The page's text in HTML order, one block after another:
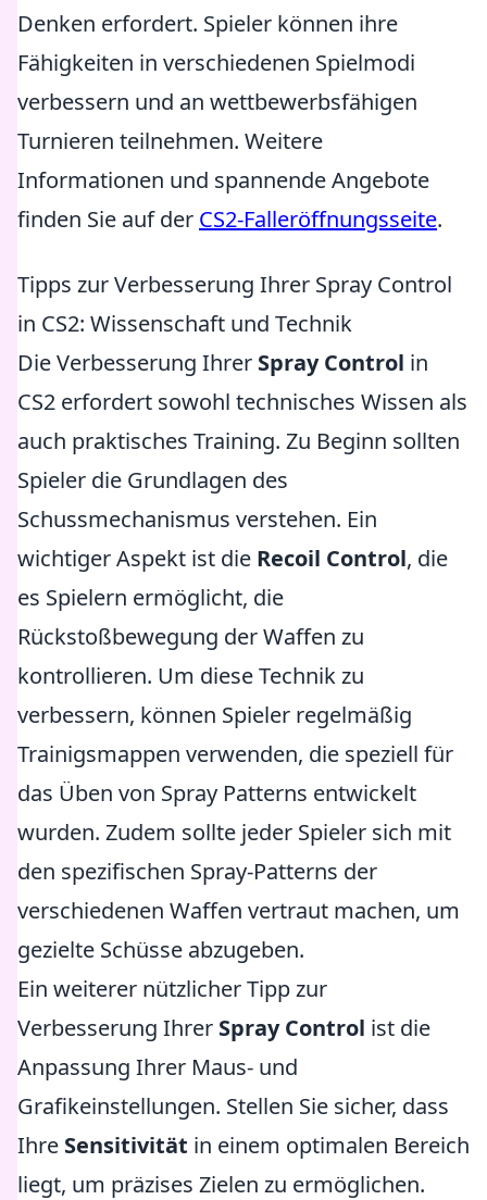
Denken erfordert. Spieler können ihre
Fähigkeiten in verschiedenen Spielmodi
verbessern und an wettbewerbsfähigen
Turnieren teilnehmen. Weitere
Informationen und spannende Angebote
finden Sie auf der CS2-Falleröffnungsseite.
Tipps zur Verbesserung Ihrer Spray Control
in CS2: Wissenschaft und Technik
Die Verbesserung Ihrer Spray Control in
CS2 erfordert sowohl technisches Wissen als
auch praktisches Training. Zu Beginn sollten
Spieler die Grundlagen des
Schussmechanismus verstehen. Ein
wichtiger Aspekt ist die Recoil Control, die
es Spielern ermöglicht, die
Rückstoßbewegung der Waffen zu
kontrollieren. Um diese Technik zu
verbessern, können Spieler regelmäßig
Trainigsmappen verwenden, die speziell für
das Üben von Spray Patterns entwickelt
wurden. Zudem sollte jeder Spieler sich mit
den spezifischen Spray-Patterns der
verschiedenen Waffen vertraut machen, um
gezielte Schüsse abzugeben.
Ein weiterer nützlicher Tipp zur
Verbesserung Ihrer Spray Control ist die
Anpassung Ihrer Maus- und
Grafikeinstellungen. Stellen Sie sicher, dass
Ihre Sensitivität in einem optimalen Bereich
liegt, um präzises Zielen zu ermöglichen.